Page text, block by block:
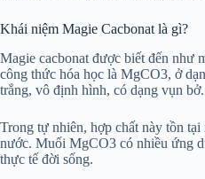
Khái niệm Magie Cacbonat là gì?
Magie cacbonat được biết đến như
công thức hóa học là MgCO3, ở
trắng, vô định hình, có dạng vụn bở.
Trong tự nhiên, hợp chất này tồn
nước. Muối MgCO3 có nhiều ứng
thực tế đời sống.